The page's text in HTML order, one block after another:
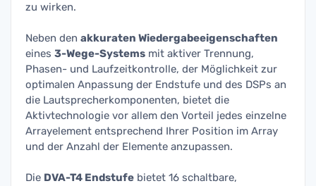
zu wirken.
Neben den akkuraten Wiedergabeeigenschaften
eines 3-Wege-Systems mit aktiver Trennung,
Phasen- und Laufzeitkontrolle, der Möglichkeit zur
optimalen Anpassung der Endstufe und des DSPs an
die Lautsprecherkomponenten, bietet die
Aktivtechnologie vor allem den Vorteil jedes einzelne
Arrayelement entsprechend Ihrer Position im Array
und der Anzahl der Elemente anzupassen.
Die DVA-T4 Endstufe bietet 16 schaltbare,